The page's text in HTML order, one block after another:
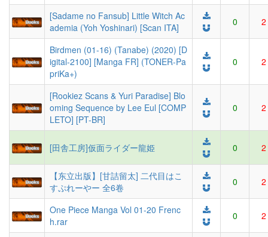
[Sadame no Fansub] Little Witch Ac
ademia (Yoh Yoshinari) [Scan ITA]
0 2
Birdmen (01-16) (Tanabe) (2020) [D
igital-2100] [Manga FR] (TONER-Pa
priKa+)
0 2
[Rookiez Scans & Yuri Paradise] Blo
oming Sequence by Lee Eul [COMP
LETO] [PT-BR]
0 2
[田舎工房]仮面ライダー龍姫 0 2
【东立出版】[甘詰留太] 二代目はこ
すぷれーやー 全6卷
0 2
One Piece Manga Vol 01-20 Frenc
h.rar
0 2